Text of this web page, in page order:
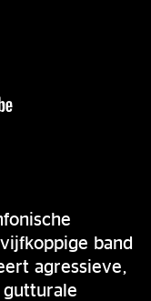
band
agressieve,